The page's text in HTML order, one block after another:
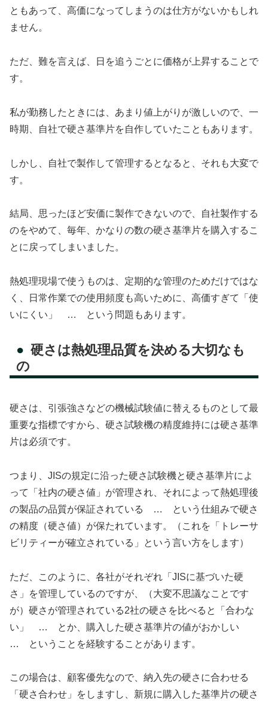
ともあって、高価になってしまうのは仕方がないかもしれ
ません。
ただ、難を言えば、日を追うごとに価格が上昇することで
す。
私が勤務したときには、あまり値上がりが激しいので、一
時期、自社で硬さ基準片を自作していたこともあります。
しかし、自社で製作して管理するとなると、それも大変で
す。
結局、思ったほど安価に製作できないので、自社製作する
のをやめて、毎年、かなりの数の硬さ基準片を購入するこ
とに戻ってしまいました。
熱処理現場で使うものは、定期的な管理のためだけではな
く、日常作業での使用頻度も高いために、高価すぎて「使
いにくい」 … という問題もあります。
硬さは熱処理品質を決める大切なも
の
硬さは、引張強さなどの機械試験値に替えるものとして最
重要な指標ですから、硬さ試験機の精度維持には硬さ基準
片は必須です。
つまり、JISの規定に沿った硬さ試験機と硬さ基準片によ
って「社内の硬さ値」が管理され、それによって熱処理後
の製品の品質が保証されている … という仕組みで硬さ
の精度（硬さ値）が保たれています。（これを「トレーサ
ビリティーが確立されている」という言い方をします）
ただ、このように、各社がそれぞれ「JISに基づいた硬
さ」を管理しているのですが、（大変不思議なことです
が）硬さが管理されている2社の硬さを比べると「合わな
い」 … とか、購入した硬さ基準片の値がおかしい
… ということを経験することがあります。
この場合は、顧客優先なので、納入先の硬さに合わせる
「硬さ合わせ」をしますし、新規に購入した基準片の硬さ